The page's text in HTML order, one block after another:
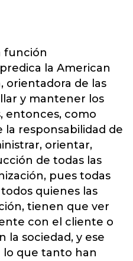
función
la American
orientadora de las
y mantener los
entonces, como
la responsabilidad de
orientar,
de todas las
pues todas
quienes las
tienen que ver
con el cliente o
la sociedad, y ese
que tanto han